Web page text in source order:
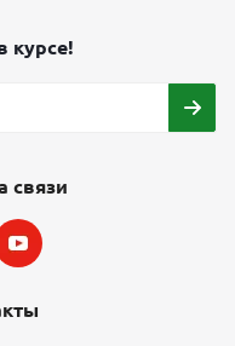
курсе!
связи